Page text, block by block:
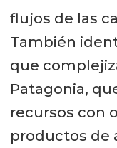
flujos de las
También
que
Patagonia,
recursos con
productos de